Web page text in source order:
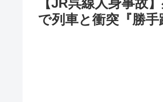
【JR呉線人身事故
で列車と衝突『勝手